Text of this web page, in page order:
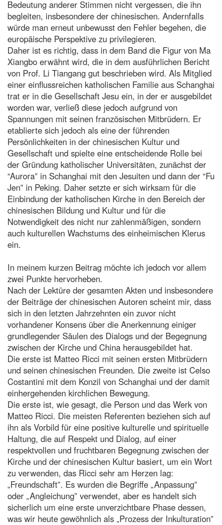
Bedeutung anderer Stimmen nicht vergessen, die ihn
begleiten, insbesondere der chinesischen. Andernfalls
würde man erneut unbewusst den Fehler begehen, die
europäische Perspektive zu privilegieren.
Daher ist es richtig, dass in dem Band die Figur von Ma
Xiangbo erwähnt wird, die in dem ausführlichen Bericht
von Prof. Li Tiangang gut beschrieben wird. Als Mitglied
einer einflussreichen katholischen Familie aus Schanghai
trat er in die Gesellschaft Jesu ein, in der er ausgebildet
worden war, verließ diese jedoch aufgrund von
Spannungen mit seinen französischen Mitbrüdern. Er
etablierte sich jedoch als eine der führenden
Persönlichkeiten in der chinesischen Kultur und
Gesellschaft und spielte eine entscheidende Rolle bei
der Gründung katholischer Universitäten, zunächst der
“Aurora” in Schanghai mit den Jesuiten und dann der “Fu
Jen” in Peking. Daher setzte er sich wirksam für die
Einbindung der katholischen Kirche in den Bereich der
chinesischen Bildung und Kultur und für die
Notwendigkeit des nicht nur zahlenmäßigen, sondern
auch kulturellen Wachstums des einheimischen Klerus
ein.
In meinem kurzen Beitrag möchte ich jedoch vor allem
zwei Punkte hervorheben.
Nach der Lektüre der gesamten Akten und insbesondere
der Beiträge der chinesischen Autoren scheint mir, dass
sich in den letzten Jahrzehnten ein zuvor nicht
vorhandener Konsens über die Anerkennung einiger
grundlegender Säulen des Dialogs und der Begegnung
zwischen der Kirche und China herausgebildet hat.
Die erste ist Matteo Ricci mit seinen ersten Mitbrüdern
und seinen chinesischen Freunden. Die zweite ist Celso
Costantini mit dem Konzil von Schanghai und der damit
einhergehenden kirchlichen Bewegung.
Die erste ist, wie gesagt, die Person und das Werk von
Matteo Ricci. Die meisten Referenten beziehen sich auf
ihn als Vorbild für eine positive kulturelle und spirituelle
Haltung, die auf Respekt und Dialog, auf einer
respektvollen und fruchtbaren Begegnung zwischen der
Kirche und der chinesischen Kultur basiert, um ein Wort
zu verwenden, das Ricci sehr am Herzen lag:
„Freundschaft”. Es wurden die Begriffe „Anpassung”
oder „Angleichung” verwendet, aber es handelt sich
sicherlich um eine erste unverzichtbare Phase dessen,
was wir heute gewöhnlich als „Prozess der Inkulturation”